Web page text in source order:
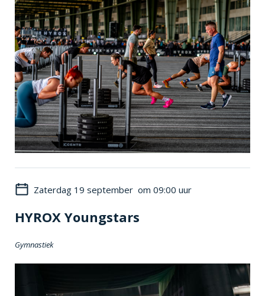
Zaterdag 19 september om 09:00 uur
HYROX Youngstars
Gymnastiek